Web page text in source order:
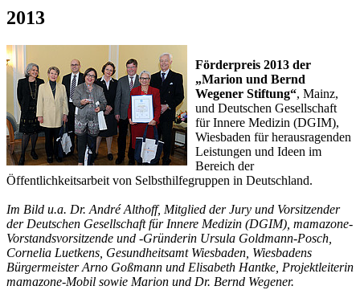
2013
Förderpreis 2013 der
„Marion und Bernd
Wegener Stiftung“, Mainz,
und Deutschen Gesellschaft
für Innere Medizin (DGIM),
Wiesbaden für herausragenden
Leistungen und Ideen im
Bereich der
Öffentlichkeitsarbeit von Selbsthilfegruppen in Deutschland.
Im Bild u.a. Dr. André Althoff, Mitglied der Jury und Vorsitzender
der Deutschen Gesellschaft für Innere Medizin (DGIM), mamazone-
Vorstandsvorsitzende und -Gründerin Ursula Goldmann-Posch,
Cornelia Luetkens, Gesundheitsamt Wiesbaden, Wiesbadens
Bürgermeister Arno Goßmann und Elisabeth Hantke, Projektleiterin
mamazone-Mobil sowie Marion und Dr. Bernd Wegener.